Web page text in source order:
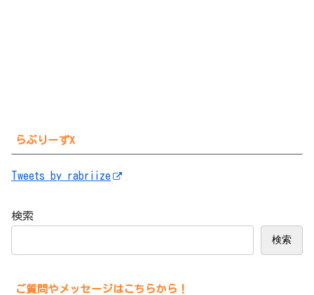
らぶりーずX
Tweets by rabriize
検索
検索
ご質問やメッセージはこちらから！